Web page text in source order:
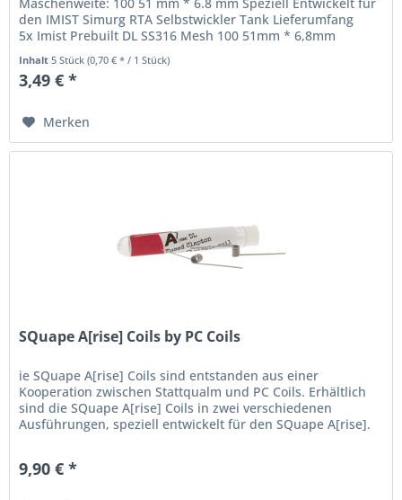
den IMIST Simurg RTA Selbstwickler Tank Lieferumfang
5x Imist Prebuilt DL SS316 Mesh 100 51mm * 6,8mm
Inhalt5 Stück(0,70 € * / 1 Stück)
3,49 € *
Merken
SQuape A[rise] Coils by PC Coils
ie SQuape A[rise] Coils sind entstanden aus einer
Kooperation zwischen Stattqualm und PC Coils. Erhältlich
sind die SQuape A[rise] Coils in zwei verschiedenen
Ausführungen, speziell entwickelt für den SQuape A[rise].
9,90 € *